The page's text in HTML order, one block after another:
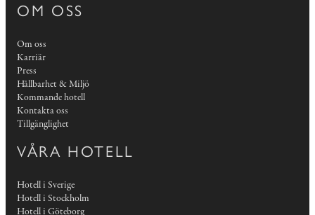
OM OSS
Om oss
Karriär
Press
Hållbarhet & Miljö
Kommande hotell
Kontakta oss
Tillgänglighet
VÅRA HOTELL
Hotell i Sverige
Hotell i Stockholm
Hotell i Göteborg